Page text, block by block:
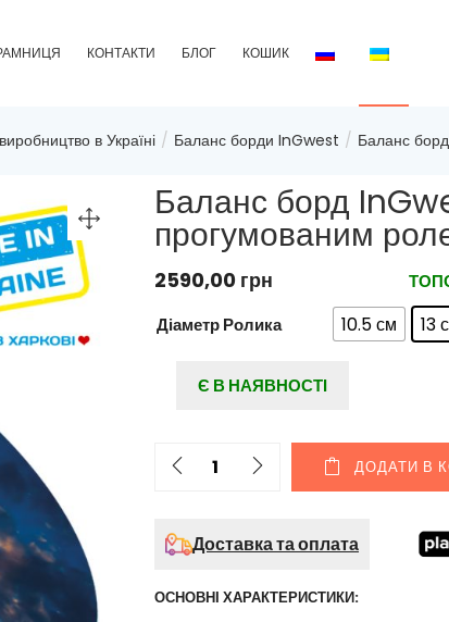
КОНТАКТИ БЛОГ КОШИК
в Україні Баланс борди InGwest Баланс
Баланс борд
прогумованим
2590,00 грн
Діаметр Ролика 10.5 см 13
Є В НАЯВНОСТІ
ДОДАТИ В
Доставка та оплата
ОСНОВНІ ХАРАКТЕРИСТИКИ: